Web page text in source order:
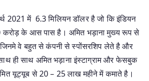
2021 में 6.3 मिलियन डॉलर है जो कि इंडियन
करोड़ के आस पास है। अमित भड़ाना मुख्य रूप से
वे बहुत से कंपनी से स्पोंसरशिप लेते है और
ही साथ अमित भड़ाना इंस्टाग्राम और फेसबुक
यूट्यूब से 20 – 25 लाख महीने में कमाते है।